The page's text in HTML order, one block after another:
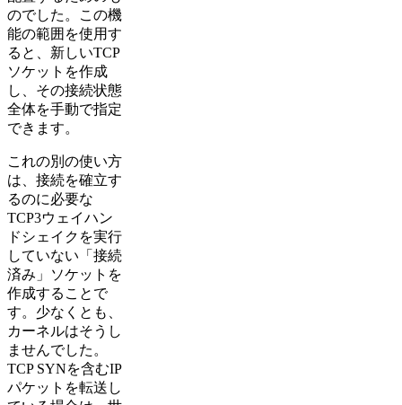
のでした。この機
能の範囲を使用す
ると、新しいTCP
ソケットを作成
し、その接続状態
全体を手動で指定
できます。
これの別の使い方
は、接続を確立す
るのに必要な
TCP3ウェイハン
ドシェイクを実行
していない「接続
済み」ソケットを
作成することで
す。少なくとも、
カーネルはそうし
ませんでした。
TCP SYNを含むIP
パケットを転送し